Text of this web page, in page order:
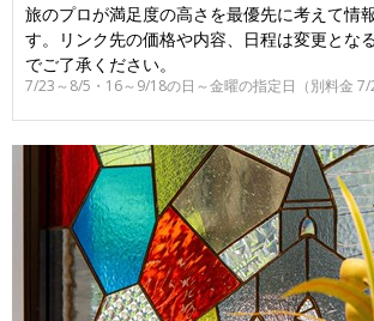
旅のプロが満足度の高さを最優先に考えて情
す。リンク先の価格や内容、日程は変更とな
でご了承ください。
7/23～8/5・16～9/18の日～金曜の指定日（別料金 7/